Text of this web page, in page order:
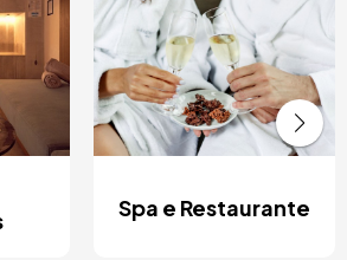
Spa e Restaurante